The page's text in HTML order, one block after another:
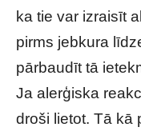
ka tie var izraisīt
pirms jebkura
pārbaudīt tā
Ja alerģiska
droši lietot. Tā kā